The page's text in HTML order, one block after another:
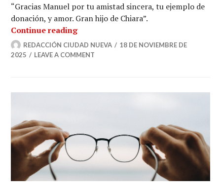
“Gracias Manuel por tu amistad sincera, tu ejemplo de
donación, y amor. Gran hijo de Chiara”.
Continue reading“Vuela alto Manuel, voluntario de
REDACCIÓN CIUDAD NUEVA
18 DE NOVIEMBRE DE
2025
LEAVE A COMMENT